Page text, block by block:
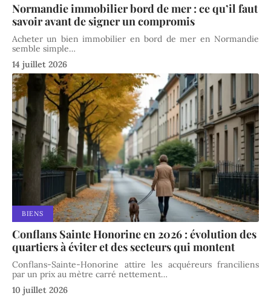
Normandie immobilier bord de mer : ce qu’il faut
savoir avant de signer un compromis
Acheter un bien immobilier en bord de mer en Normandie
semble simple…
14 juillet 2026
BIENS
Conflans Sainte Honorine en 2026 : évolution des
quartiers à éviter et des secteurs qui montent
Conflans-Sainte-Honorine attire les acquéreurs franciliens
par un prix au mètre carré nettement…
10 juillet 2026